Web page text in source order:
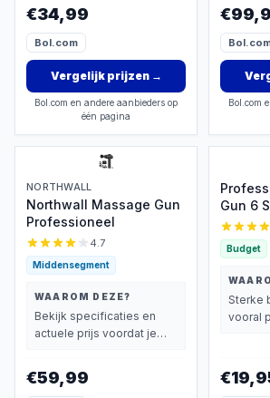
€34,99
Bol.com
Vergelijk prijzen→
Bol.com en andere aanbieders op
één pagina
Bol.com
NORTHWALL
Northwall Massage Gun
Professioneel
4.7
Middensegment
WAAROM DEZE?
Bekijk specificaties en
actuele prijs voordat je
€59,99
Gun 6
Budget
Sterke
vooral